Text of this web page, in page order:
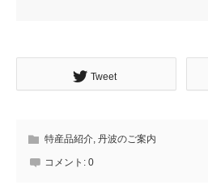
Tweet
特産品紹介 丹波のご案内
コメント: 0